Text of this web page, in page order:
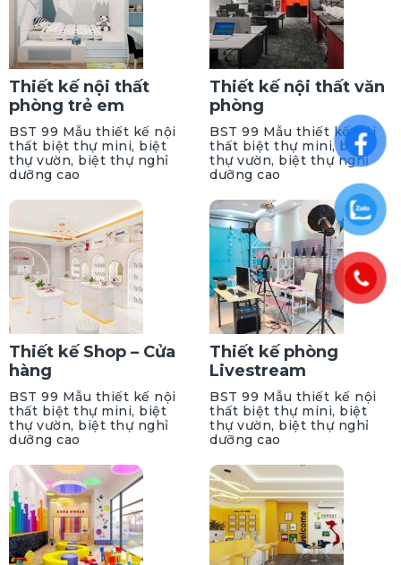
Thiết kế nội thất
phòng trẻ em
BST 99 Mẫu thiết kế nội
thất biệt thự mini, biệt
thự vườn, biệt thự nghỉ
dưỡng cao
Thiết kế nội thất văn
phòng
BST 99 Mẫu thiết kế nội
thất biệt thự mini, biệt
thự vườn, biệt thự nghỉ
dưỡng cao
Thiết kế Shop – Cửa
hàng
BST 99 Mẫu thiết kế nội
thất biệt thự mini, biệt
thự vườn, biệt thự nghỉ
dưỡng cao
Thiết kế phòng
Livestream
BST 99 Mẫu thiết kế nội
thất biệt thự mini, biệt
thự vườn, biệt thự nghỉ
dưỡng cao